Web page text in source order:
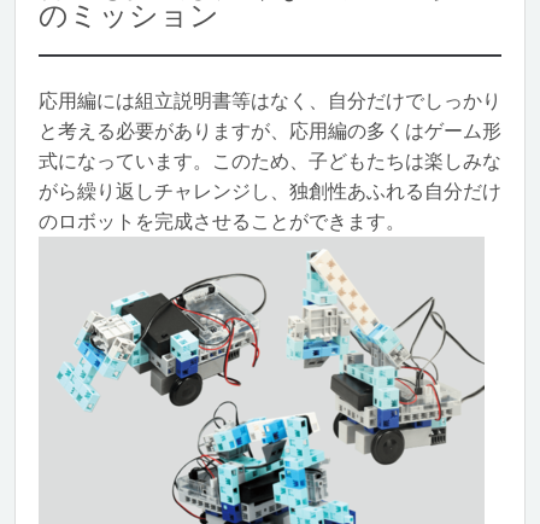
のミッション
応用編には組立説明書等はなく、自分だけでしっかり
と考える必要がありますが、応用編の多くはゲーム形
式になっています。このため、子どもたちは楽しみな
がら繰り返しチャレンジし、独創性あふれる自分だけ
のロボットを完成させることができます。